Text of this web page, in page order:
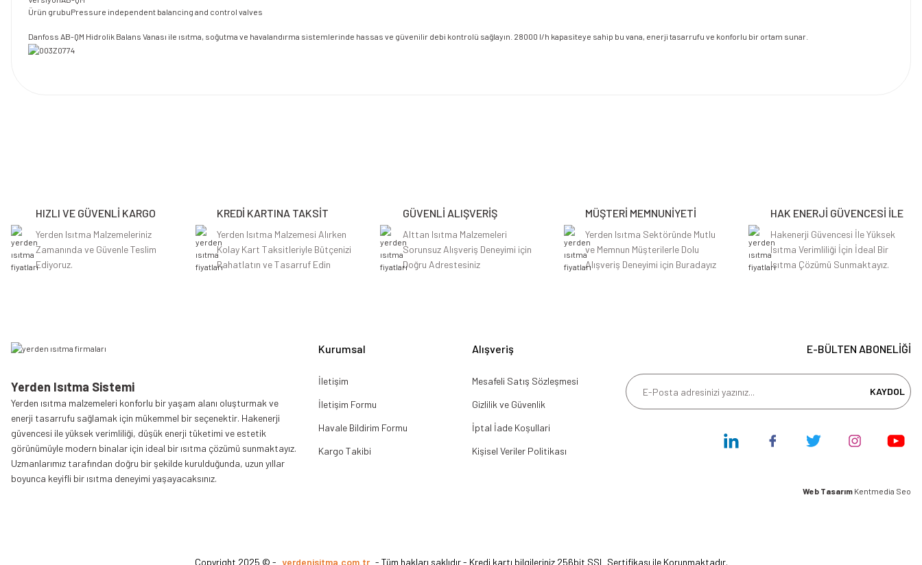
Ürün grubuPressure independent balancing and control valves
Danfoss AB-QM Hidrolik Balans Vanası ile ısıtma, soğutma ve havalandırma sistemlerinde hassas ve güvenilir debi kontrolü sağlayın. 28000 l/h kapasiteye sahip bu vana, enerji tasarrufu ve konforlu bir ortam sunar.
Ürün bilgilerinde hatalar bulunuyor.
Ürün fiyatı diğer sitelerden daha pahalı.
Bu ürüne benzer farklı alternatifler olmalı.
HIZLI VE GÜVENLİ KARGO
Yerden Isıtma Malzemeleriniz
Zamanında ve Güvenle Teslim
Ediyoruz.
KREDİ KARTINA TAKSİT
Yerden Isıtma Malzemesi Alırken
Kolay Kart Taksitleriyle Bütçenizi
Rahatlatın ve Tasarruf Edin
GÜVENLİ ALIŞVERİŞ
Alttan Isıtma Malzemeleri
Sorunsuz Alışveriş Deneyimi için
Doğru Adrestesiniz
MÜŞTERİ MEMNUNİYETİ
Yerden Isıtma Sektöründe Mutlu
ve Memnun Müşterilerle Dolu
Alışveriş Deneyimi için Buradayız
HAK ENERJİ GÜVENCESİ İLE
Hakenerji Güvencesi İle Yüksek
Isıtma Verimliliği İçin İdeal Bir
Isıtma Çözümü Sunmaktayız.
Yerden Isıtma Sistemi
Yerden ısıtma malzemeleri konforlu bir yaşam alanı oluşturmak ve
enerji tasarrufu sağlamak için mükemmel bir seçenektir. Hakenerji
güvencesi ile yüksek verimliliği, düşük enerji tüketimi ve estetik
görünümüyle modern binalar için ideal bir ısıtma çözümü sunmaktayız.
Uzmanlarımız tarafından doğru bir şekilde kurulduğunda, uzun yıllar
boyunca keyifli bir ısıtma deneyimi yaşayacaksınız.
Kurumsal
İletişim
İletişim Formu
Havale Bildirim Formu
Kargo Takibi
Alışveriş
Mesafeli Satış Sözleşmesi
Gizlilik ve Güvenlik
İptal İade Koşullari
Kişisel Veriler Politikası
E-BÜLTEN ABONELİĞİ
KAYDOL
Web Tasarım Kentmedia Seo
Copyright 2025 © - yerdenisitma.com.tr - Tüm hakları saklıdır - Kredi kartı bilgileriniz 256bit SSL Sertifikası ile Korunmaktadır.